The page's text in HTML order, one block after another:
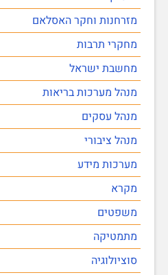
מזרחנות וחקר האסלאם
מחקרי תרבות
מחשבת ישראל
מנהל מערכות בריאות
מנהל עסקים
מנהל ציבורי
מערכות מידע
מקרא
משפטים
מתמטיקה
סוציולוגיה